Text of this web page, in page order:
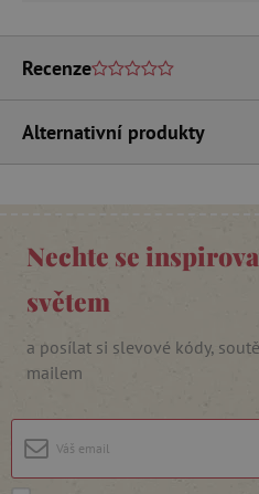
Recenze
Alternativní produkty
Nechte se
světem
a posílat si slevové kódy,
mailem